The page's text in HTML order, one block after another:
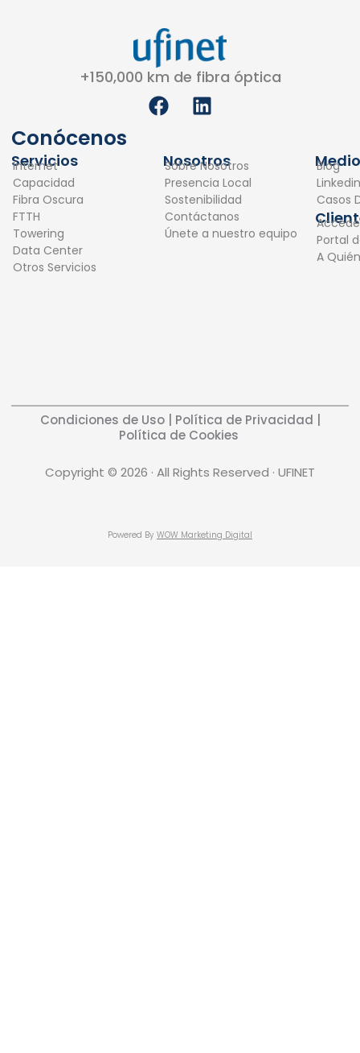
+150,000 km de fibra óptica
F
a
e
b
o
o
k
L
i
k
e
d
i
n
Conócenos
Servicios
Internet
Capacidad
Fibra Oscura
FTTH
Towering
Data Center
Otros Servicios
Nosotros
Sobre Nosotros
Presencia Local
Sostenibilidad
Contáctanos
Únete a nuestro equipo
Blog
Linkedin
Casos
Portal
A
Condiciones de Uso| Política de Privacidad
Política de Cookies
Copyright © 2026 · All Rights Reserved · UFINET
Powered By WOW Marketing Digital